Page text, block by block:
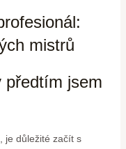
mistrů
předtím jsem
je důležité začít s